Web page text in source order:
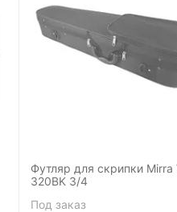
Футляр для скрипки Mirra
320BK 3/4
Под заказ